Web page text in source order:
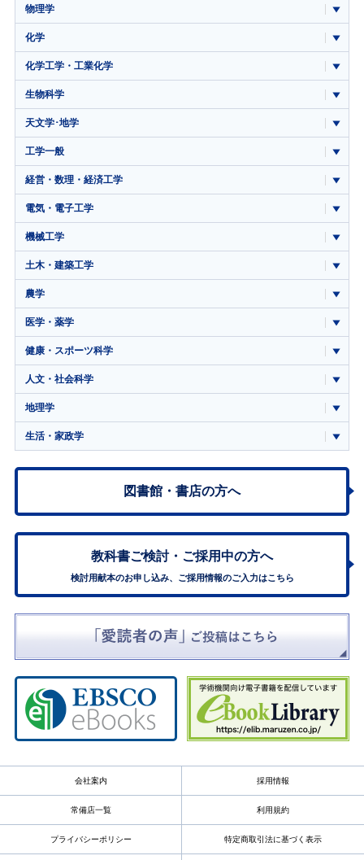
物理学
化学
化学工学・工業化学
生物科学
天文学･地学
工学一般
経営・数理・経済工学
電気・電子工学
機械工学
土木・建築工学
農学
医学・薬学
健康・スポーツ科学
人文・社会科学
地理学
生活・家政学
図書館・書店の方へ
教科書ご検討・ ご採用中の方へ
検討用献本のお申し込み、ご採用情報のご入力はこちら
会社案内 採用情報
常備店一覧 利用規約
プライバシーポリシー 特定商取引法に基づく表示